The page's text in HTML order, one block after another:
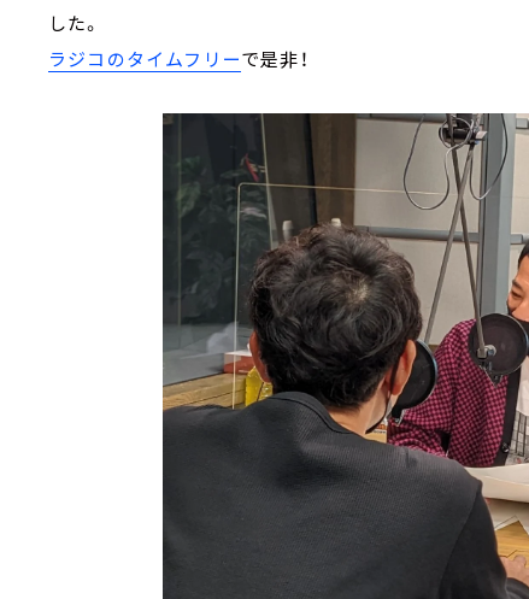
した。
ラジコのタイムフリーで是非！